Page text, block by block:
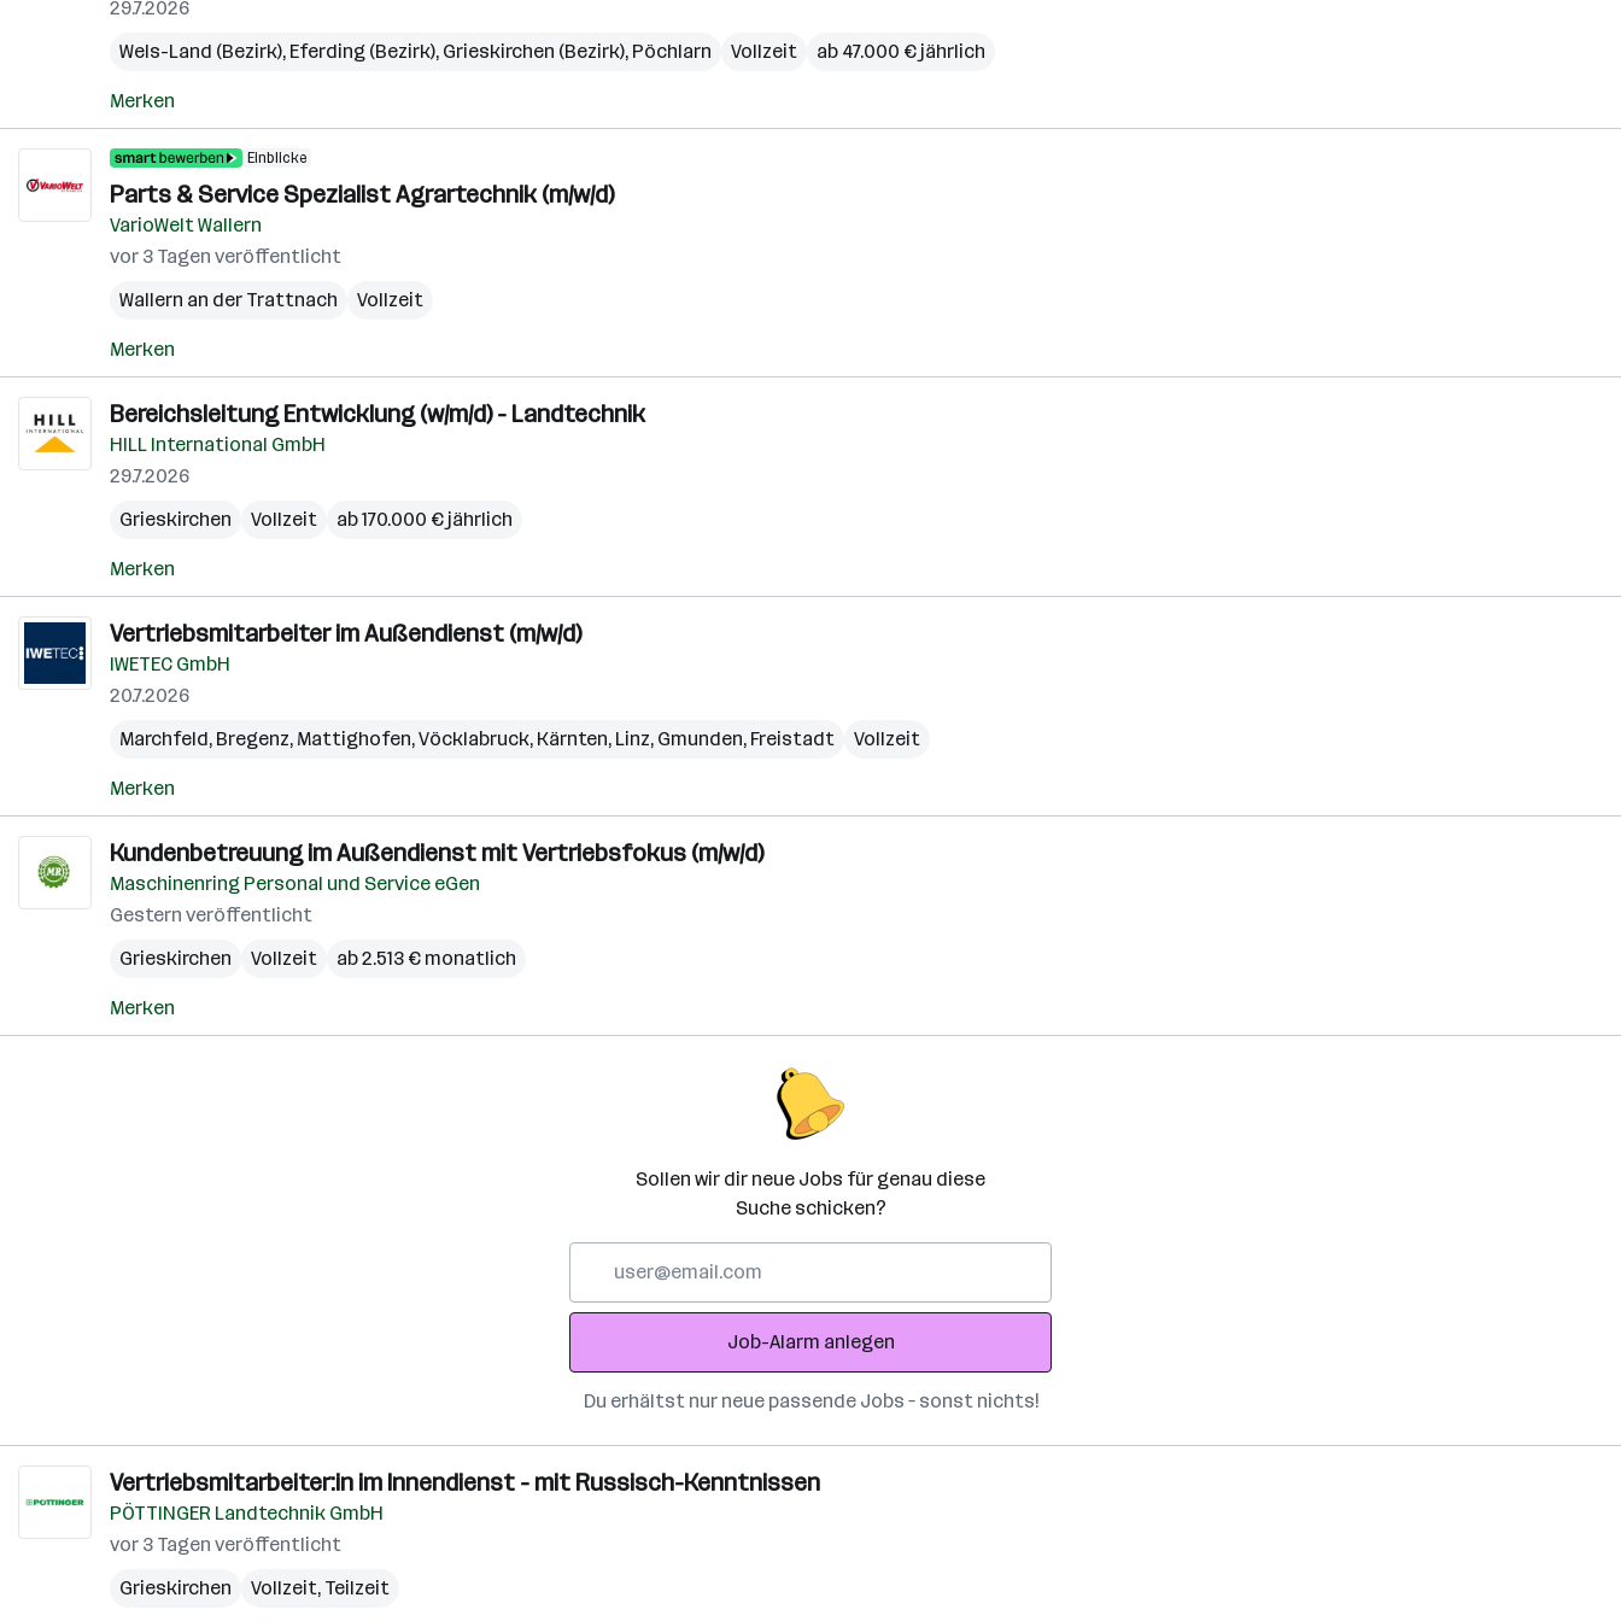
29.7.2026
Wels-Land (Bezirk), Eferding (Bezirk), Grieskirchen (Bezirk), Pöchlarn Vollzeit ab 47.000 € jährlich
Merken
Einblicke
Parts & Service Spezialist Agrartechnik (m/w/d)
VarioWelt Wallern
vor 3 Tagen veröffentlicht
Wallern an der Trattnach
Vollzeit
Merken
Bereichsleitung Entwicklung (w/m/d) - Landtechnik
HILL International GmbH
29.7.2026
Grieskirchen
Vollzeit ab 170.000 € jährlich
Merken
Vertriebsmitarbeiter im Außendienst (m/w/d)
IWETEC GmbH
20.7.2026
Marchfeld, Bregenz, Mattighofen,Vöcklabruck, Kärnten, Linz, Gmunden, Freistadt Vollzeit
Merken
Kundenbetreuung im Außendienst mit Vertriebsfokus (m/w/d)
Maschinenring Personal und Service eGen
Gestern veröffentlicht
Grieskirchen
Vollzeit ab 2.513 € monatlich
Merken
Sollen wir dir neue Jobs für genau diese
Suche schicken?
Adresse
Job-Alarm anlegen
Du erhältst nur neue passende Jobs – sonst nichts!
Vertriebsmitarbeiter:in im Innendienst - mit Russisch-Kenntnissen
PÖTTINGER Landtechnik GmbH
vor 3 Tagen veröffentlicht
Grieskirchen
Vollzeit, Teilzeit